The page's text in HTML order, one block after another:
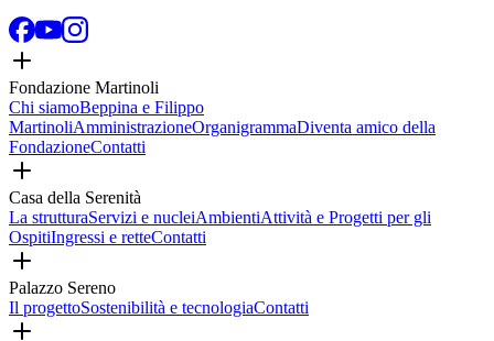
Fondazione Martinoli
Chi siamoBeppina e Filippo
MartinoliAmministrazioneOrganigrammaDiventa amico della
FondazioneContatti
Casa della Serenità
La strutturaServizi e nucleiAmbientiAttività e Progetti per gli
OspitiIngressi e retteContatti
Palazzo Sereno
Il progettoSostenibilità e tecnologiaContatti